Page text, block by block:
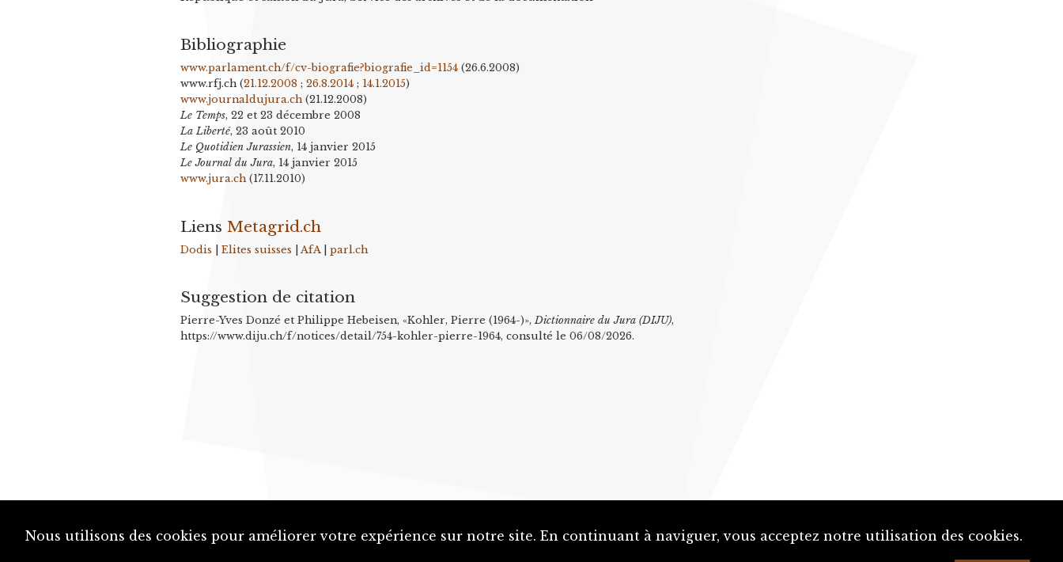
Bibliographie
www.parlament.ch/f/cv-biografie?biografie_id=1154 (26.6.2008)
www.rfj.ch(21.12.2008 ;26.8.2014 ; 14.1.2015)
www.journaldujura.ch(21.12.2008)
Le Temps, 22 et 23 décembre 2008
La Liberté, 23 août 2010
Le Quotidien Jurassien, 14 janvier 2015
Le Journal du Jura, 14 janvier 2015
www.jura.ch(17.11.2010)
Liens Metagrid.ch
Dodis |Elites suisses AfA |parl.ch
Suggestion de citation
Pierre-Yves Donzé et Philippe Hebeisen, «Kohler, Pierre (1964-)»,Dictionnaire du Jura (DIJU),
https://www.diju.ch/f/notices/detail/754-kohler-pierre-1964, consulté le 06/08/2026.
Nous utilisons des cookies pour améliorer votre expérience sur notre site. En continuant à naviguer, vous acceptez notre utilisation des cookies.